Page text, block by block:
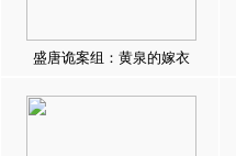
盛唐诡案组：黄泉的嫁衣